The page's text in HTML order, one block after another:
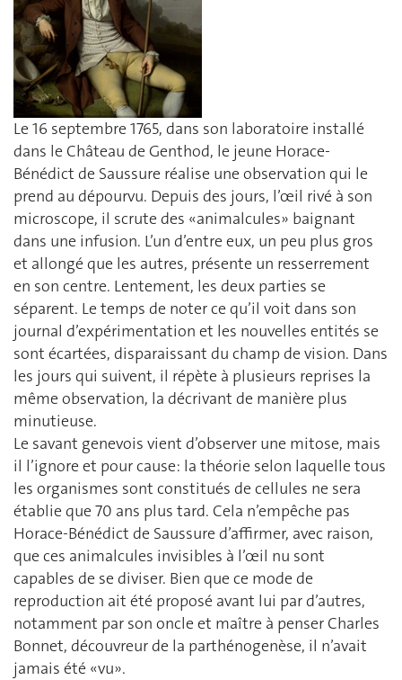
Le 16 septembre 1765, dans son laboratoire installé
dans le Château de Genthod, le jeune Horace-
Bénédict de Saussure réalise une observation qui le
prend au dépourvu. Depuis des jours, l’œil rivé à son
microscope, il scrute des «animalcules» baignant
dans une infusion. L’un d’entre eux, un peu plus gros
et allongé que les autres, présente un resserrement
en son centre. Lentement, les deux parties se
séparent. Le temps de noter ce qu’il voit dans son
journal d’expérimentation et les nouvelles entités se
sont écartées, disparaissant du champ de vision. Dans
les jours qui suivent, il répète à plusieurs reprises la
même observation, la décrivant de manière plus
minutieuse.
Le savant genevois vient d’observer une mitose, mais
il l’ignore et pour cause: la théorie selon laquelle tous
les organismes sont constitués de cellules ne sera
établie que 70 ans plus tard. Cela n’empêche pas
Horace-Bénédict de Saussure d’affirmer, avec raison,
que ces animalcules invisibles à l’œil nu sont
capables de se diviser. Bien que ce mode de
reproduction ait été proposé avant lui par d’autres,
notamment par son oncle et maître à penser Charles
Bonnet, découvreur de la parthénogenèse, il n’avait
jamais été «vu».